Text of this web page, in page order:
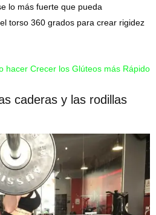
lo más fuerte que pueda
torso 360 grados para crear rigidez
hacer Crecer los Glúteos más Rápido
caderas y las rodillas